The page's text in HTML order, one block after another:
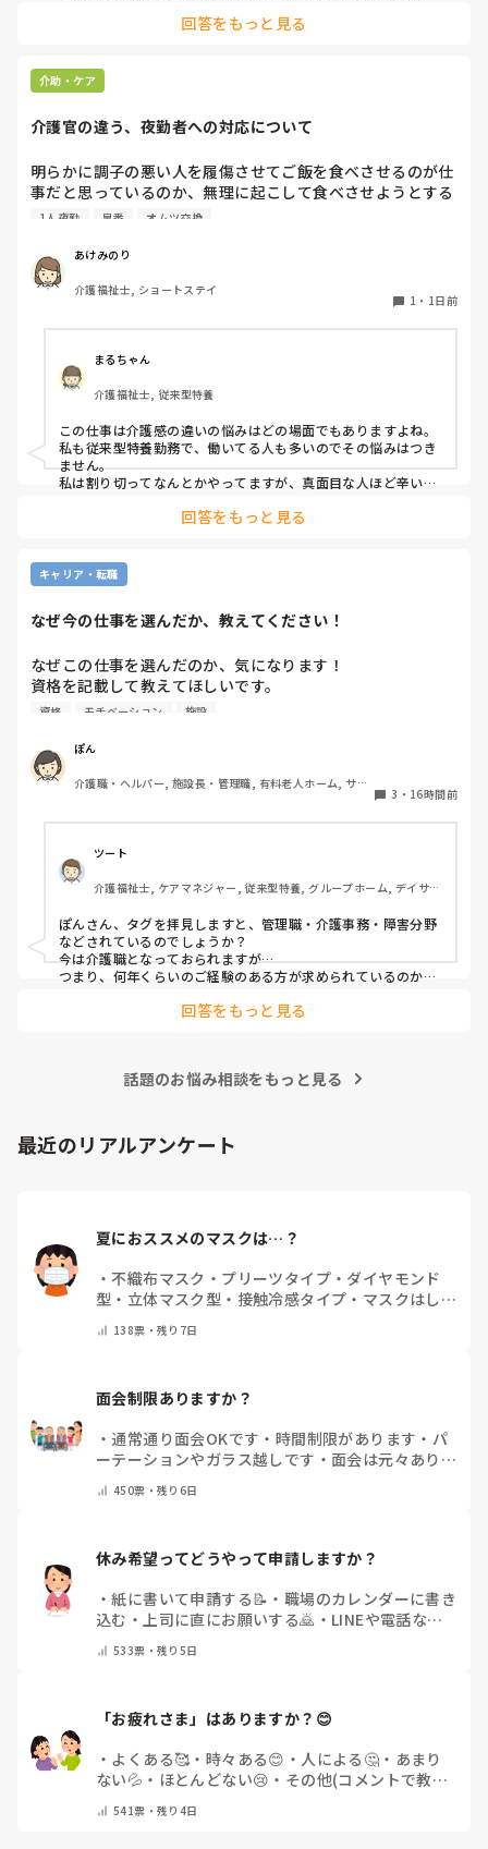
か？」と聞くようにして。
と言われました。
私の考え対応が間違えていますか？
それだけ、そのご利用者がもかさんのことを信頼されてるんで
ョン組めますよね。
回答をもっと見る
介助・ケア
介護官の違う、夜勤者への対応について
明らかに調子の悪い人を履傷させてご飯を食べさせるのが仕
事だと思っているのか、無理に起こして食べさせようとする
スタッフがいます。私が出勤して急変に気づき対応しました
（夜勤者）とか平気でドヤ顔でいます。
夜勤は1人夜勤です。その時はベトナム人と早番の2人体制で
したけども、どちらも急変対応に特化しておらず、この2人
惧してます。夜間はただオムツ交換変えればいい。トイレに
連れて行けばいい？寝るか寝ないか問題だみたい平気で言う
ので人員が少ないため入らせていますが、きちんと見守りの
であれば夜勤も外すが管理者がオッケーを出しているので、
出勤日は誰かがどうにかなっているのではないかと怖すぎて
出勤するのが苦痛になります
1人夜勤 早番 オムツ交換
あけみのり
介護福祉士, ショートステイ
1 ・ 1日前
まるちゃん
介護福祉士, 従来型特養
この仕事は介護感の違いの悩みはどの場面でもありますよね。
私も従来型特養勤務で、働いてる人も多いのでその悩みはつき
ません。
私は割り切ってなんとかやってますが、真面目な人ほど辛いお
回答をもっと見る
キャリア・転職
なぜ今の仕事を選んだか、教えてください！
なぜこの仕事を選んだのか、気になります！
資格を記載して教えてほしいです。
帰省して中学の同級生と地元でご飯した時に、その人が介護
の仕事をしていると聞いて、その時はあまり興味もてず、聞
しかしUターン転職活動中にたまたま街でその人と会って、
流れでカフェで話して、
施設見学だけでも行ってみたら、実際に現場を見て素敵だと
思って決めました。
資格 モチベーション 施設
ぽん
介護職・ヘルパー, 施設長・管理職, 有料老人ホーム, サー
3 ・ 16時間前
ツート
介護福祉士, ケアマネジャー, 従来型特養, グループホーム, デイサー
ぽんさん、タグを拝見しますと、管理職・介護事務・障害分野
などされているのでしょうか？
今は介護職となっておられますが…
つまり、何年くらいのご経験のある方が求められているのか、
でも、せっかくのご質問、汎用的に普通に私の実際をお応えさ
事をしたい」と思ったから、ですね。本当は、なぜだからと言
て頂きました。
同じ仲間として、その疑問もよーく分かるところでしたの
回答をもっと見る
話題のお悩み相談をもっと見る
最近のリアルアンケート
夏におススメのマスクは…？
・不織布マスク ・ プリーツタイプ・ ダイヤモンド
型 ・ 立体マスク型 ・ 接触冷感タイプ ・ マスクはしま
138票・残り7日
面会制限ありますか？
・ 通常通り面会OKです ・ 時間制限があります ・ パ
ーテーションやガラス越しです ・ 面会は元々ありま
450票・残り6日
休み希望ってどうやって申請しますか？
・紙に書いて申請する📝 ・ 職場のカレンダーに書き
込む ・ 上司に直にお願いする🙇 ・ LINEや電話など
533票・残り5日
「お疲れさま」はありますか？😊
・ よくある🥰 ・ 時々ある😊 ・ 人による🤔 ・ あまり
ない💦 ・ ほとんどない😢 ・ その他(コメントで教え
541票・残り4日